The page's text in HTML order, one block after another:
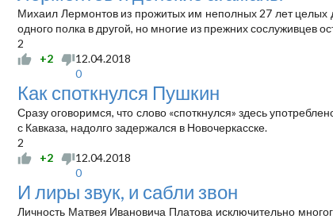
Михаил Лермонтов из прожитых им неполных 27 лет целых
одного полка в другой, но многие из прежних сослуживцев
2
+2
12.04.2018
0
Как споткнулся Пушкин
Сразу оговоримся, что слово «споткнулся» здесь
с Кавказа, надолго задержался в Новочеркасске.
2
+2
12.04.2018
0
И лиры звук, и сабли звон
Личность Матвея Ивановича Платова исключительно